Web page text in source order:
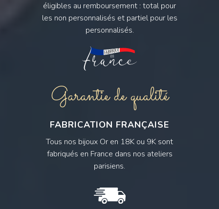
éligibles au remboursement : total pour
les non personnalisés et partiel pour les
personnalisés.
Garantie de qualité
FABRICATION FRANÇAISE
Tous nos bijoux Or en 18K ou 9K sont
fabriqués en France dans nos ateliers
parisiens.